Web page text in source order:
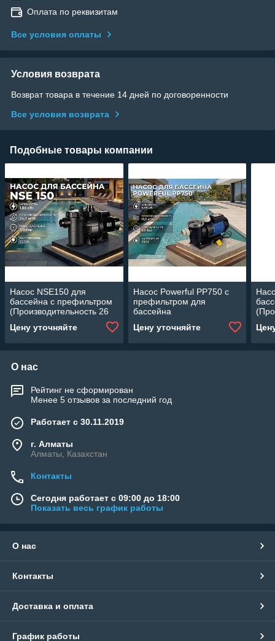
Оплата по реквизитам
Все условия оплаты
Условия возврата
Возврат товара в течение 14 дней по договоренности
Все условия возврата
Подобные товары компании
Насос NSE150 для
бассейна c префильтром
(Производительность 26
Цену уточняйте
Насос Powerful PP750 c
префильтром для
бассейна
(Производительность 12
м3/ч, мощность: 0,75 кВт)
Цену уточняйте
О нас
Рейтинг не сформирован
Менее 5 отзывов за последний год
Работает с 30.11.2019
г. Алматы
Алматы, Казахстан
Контакты
Сегодня работает с 09:00 до 18:00
Показать весь график работы
О нас
Контакты
Доставка и оплата
График работы